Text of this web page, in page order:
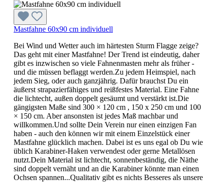
Mastfahne 60x90 cm individuell
Bei Wind und Wetter auch im härtesten Sturm Flagge zeige?
Das geht mit einer Mastfahne! Der Trend ist eindeutig, daher
gibt es inzwischen so viele Fahnenmasten mehr als früher -
und die müssen beflaggt werden.Zu jedem Heimspiel, nach
jedem Sieg, oder auch ganzjährig. Dafür brauchst Du ein
äußerst strapazierfähiges und reißfestes Material. Eine Fahne
die lichtecht, außen doppelt gesäumt und verstärkt ist.Die
gängigsten Maße sind 300 × 120 cm , 150 x 250 cm und 100
× 150 cm. Aber ansonsten ist jedes Maß machbar und
willkommen.Und sollte Dein Verein nur einen einzigen Fan
haben - auch den können wir mit einem Einzelstück einer
Mastfahne glücklich machen. Dabei ist es uns egal ob Du wie
üblich Karabiner-Haken verwendest oder gerne Metallösen
nutzt.Dein Material ist lichtecht, sonnenbeständig, die Näthe
sind doppelt vernäht und an die Karabiner könnte man einen
Ochsen spannen...Qualitativ gibt es nichts Besseres als unsere